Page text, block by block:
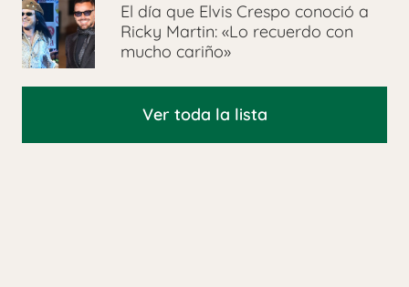
El día que Elvis Crespo conoció a
Ricky Martin: «Lo recuerdo con
mucho cariño»
Ver toda la lista